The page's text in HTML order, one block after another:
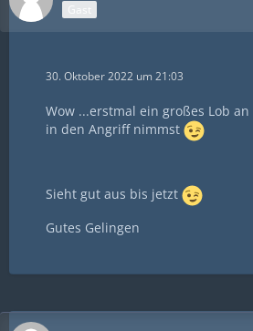
Gast
30. Oktober 2022 um 21:03
Wow ...erstmal ein großes Lob
in den Angriff nimmst
Sieht gut aus bis jetzt
Gutes Gelingen